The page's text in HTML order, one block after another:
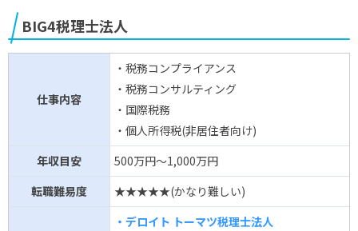
BIG4税理士法人
仕事内容
・税務コンプライアンス
・税務コンサルティング
・国際税務
・個人所得税(非居住者向け)
年収目安
500万円～1,000万円
転職難易度
★★★★★(かなり難しい)
・デロイト トーマツ税理士法人